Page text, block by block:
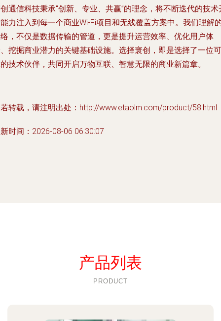
通信科技秉承“创新、专业、共赢”的理念，将不断迭代的技术
力注入到每一个商业Wi-Fi项目和无线覆盖方案中。我们理解
，不仅是数据传输的管道，更是提升运营效率、优化用户体
挖掘商业潜力的关键基础设施。选择寰创，即是选择了一位可
技术伙伴，共同开启万物互联、智慧无限的商业新篇章。
转载，请注明出处：http://www.etaolm.com/product/58.html
时间：2026-08-06 06:30:07
产品列表
PRODUCT